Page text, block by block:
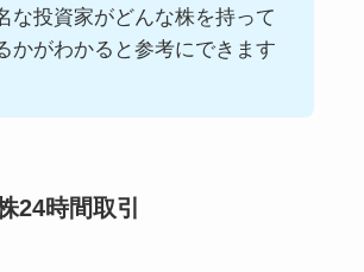
な投資家がどんな株を持って
かがわかると参考にできます
24時間取引